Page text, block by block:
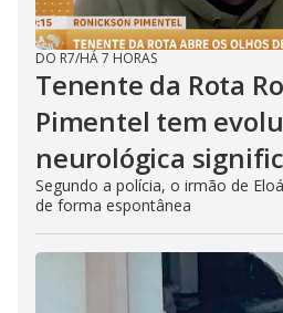
DO R7/HÁ 7 HORAS
Tenente da Rota
Pimentel tem
neurológica
Segundo a polícia, o irmão de
de forma espontânea